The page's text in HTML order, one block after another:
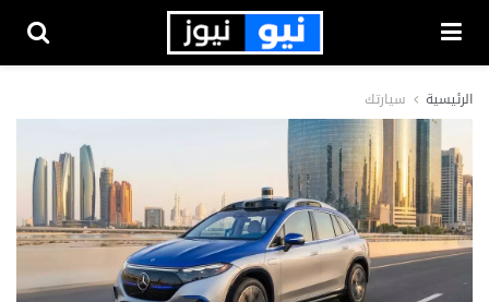
الرئيسية سيارتك